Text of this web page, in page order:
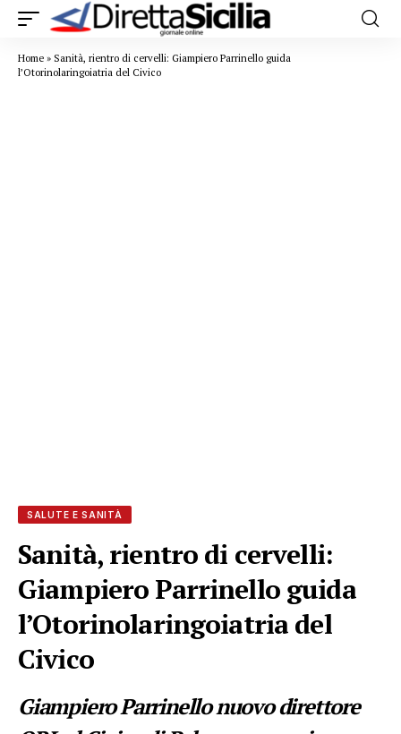
Home » Sanità, rientro di cervelli: Giampiero Parrinello guida
l’Otorinolaringoiatria del Civico
SALUTE E SANITÀ
Sanità, rientro di cervelli:
Giampiero Parrinello guida
l’Otorinolaringoiatria del
Civico
Giampiero Parrinello nuovo direttore